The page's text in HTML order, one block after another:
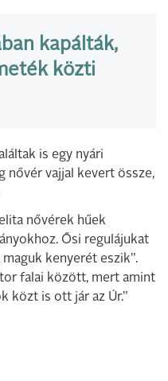
kapálták,
közti
is egy nyári
nővér vajjal kevert össze,
nővérek hűek
Ősi regulájukat
kenyerét eszik”.
falai között, mert amint
közt is ott jár az Úr.”